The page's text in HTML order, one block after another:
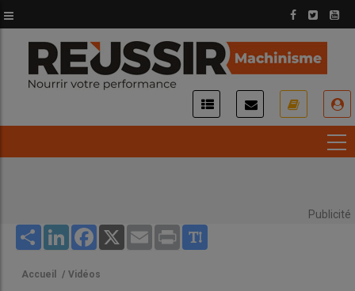
au
contenu
principal
Publicité
Share LinkedInFacebook
X Email Print
Accueil / Vidéos